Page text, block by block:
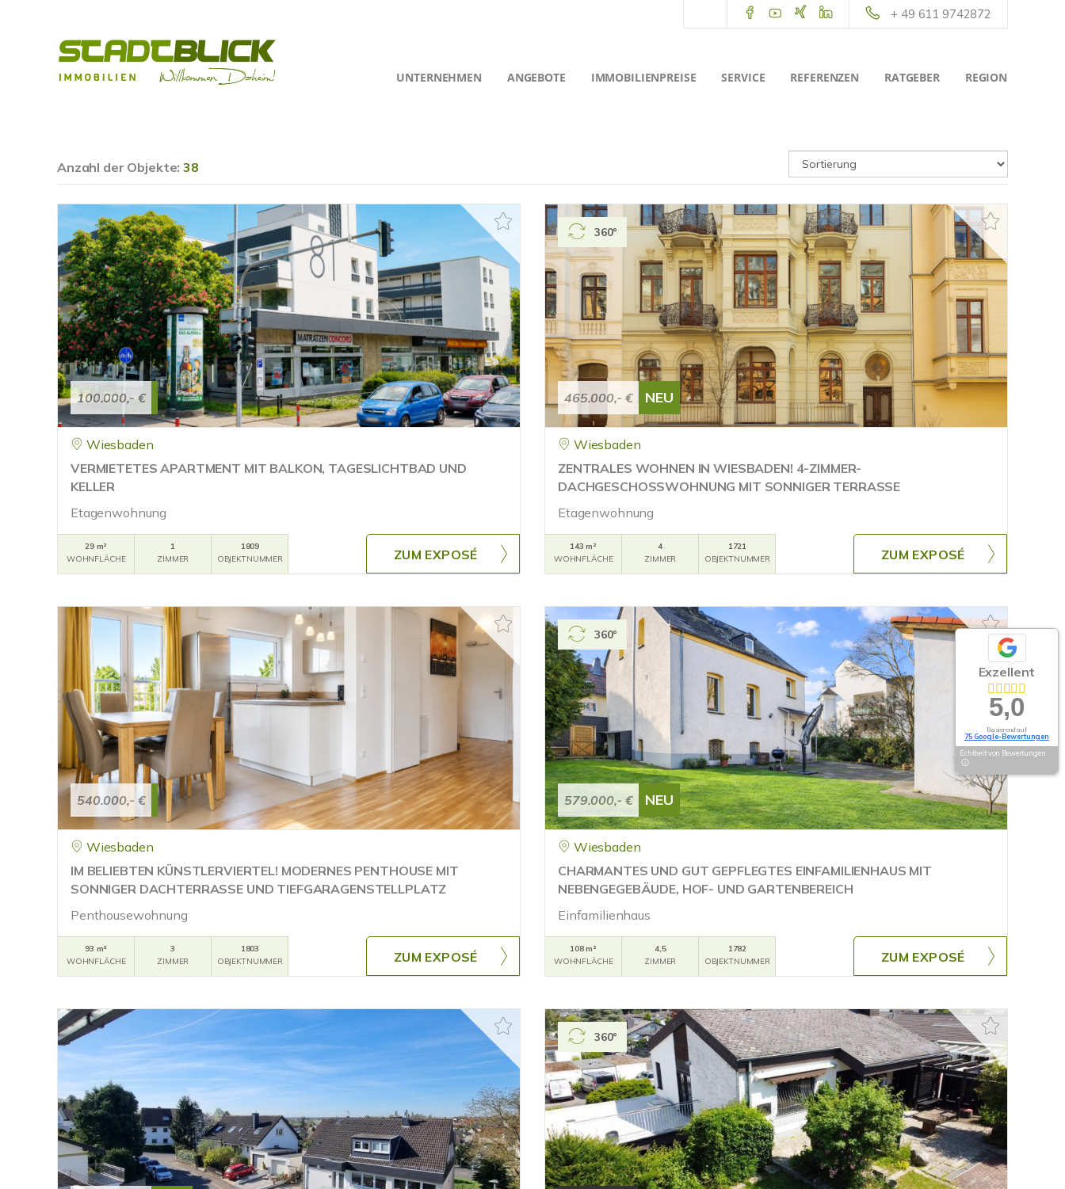
+ 49 611 9742872
UNTERNEHMEN ANGEBOTE IMMOBILIENPREISE SERVICE REFERENZEN RATGEBER REGION
Anzahl der Objekte:38
100.000,- €
Wiesbaden
VERMIETETES APARTMENT MIT BALKON, TAGESLICHTBAD UND
KELLER
Etagenwohnung
29 m²
WOHNFLÄCHE
1
ZIMMER
1809
OBJEKTNUMMER
ZUM EXPOSÉ
465.000,- € NEU
360°
Wiesbaden
ZENTRALES WOHNEN IN WIESBADEN! 4-ZIMMER-
DACHGESCHOSSWOHNUNG MIT SONNIGER TERRASSE
Etagenwohnung
143 m²
WOHNFLÄCHE
4
ZIMMER
1721
OBJEKTNUMMER
ZUM EXPOSÉ
540.000,- €
Wiesbaden
IM BELIEBTEN KÜNSTLERVIERTEL! MODERNES PENTHOUSE MIT
SONNIGER DACHTERRASSE UND TIEFGARAGENSTELLPLATZ
Penthousewohnung
93 m²
WOHNFLÄCHE
3
ZIMMER
1803
OBJEKTNUMMER
ZUM EXPOSÉ
579.000,- € NEU
360°
Wiesbaden
CHARMANTES UND GUT GEPFLEGTES EINFAMILIENHAUS MIT
NEBENGEGEBÄUDE, HOF- UND GARTENBEREICH
Einfamilienhaus
108 m²
WOHNFLÄCHE
4,5
ZIMMER
1782
OBJEKTNUMMER
ZUM EXPOSÉ
360°
Exzellent
5,0
Basierend auf
75 Google-Bewertungen
Echtheit von Bewertungen